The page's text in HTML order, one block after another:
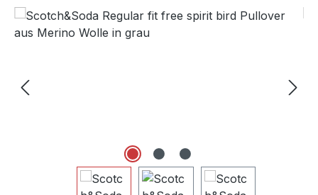
Bildergalerie überspringen